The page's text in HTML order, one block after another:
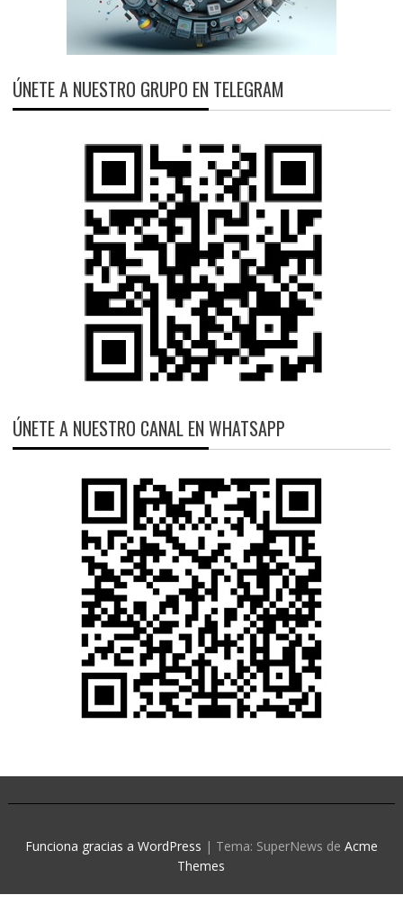
ÚNETE A NUESTRO GRUPO EN TELEGRAM
ÚNETE A NUESTRO CANAL EN WHATSAPP
Funciona gracias a WordPress | Tema: SuperNews de Acme
Themes